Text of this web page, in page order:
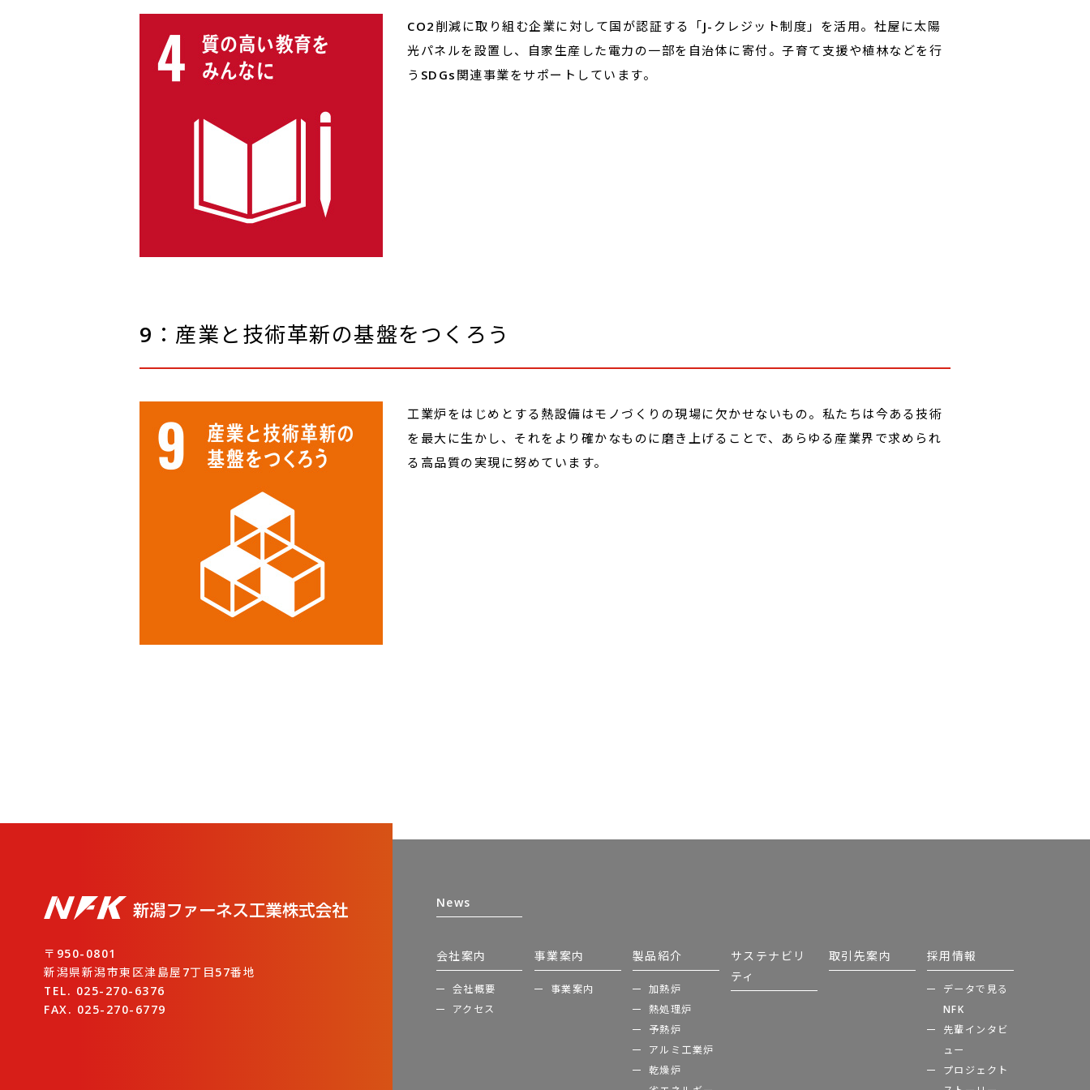
CO2削減に取り組む企業に対して国が認証する「J-クレジット制度」を活用。社屋に太陽
光パネルを設置し、自家生産した電力の一部を自治体に寄付。子育て支援や植林などを行
うSDGs関連事業をサポートしています。
9：産業と技術革新の基盤をつくろう
工業炉をはじめとする熱設備はモノづくりの現場に欠かせないもの。私たちは今ある技術
を最大に生かし、それをより確かなものに磨き上げることで、あらゆる産業界で求められ
る高品質の実現に努めています。
〒950-0801
新潟県新潟市東区津島屋7丁目57番地
TEL. 025-270-6376
FAX. 025-270-6779
News
会社案内
会社概要
アクセス
事業案内
事業案内
製品紹介
加熱炉
熱処理炉
予熱炉
アルミ工業炉
乾燥炉
サステナビリ
ティ
取引先案内 採用情報
データで見る
NFK
先輩インタビ
ュー
プロジェクト